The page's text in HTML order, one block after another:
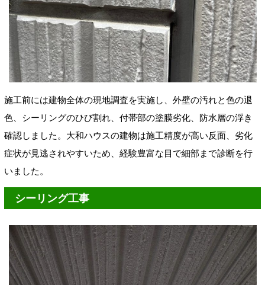
施工前には建物全体の現地調査を実施し、外壁の汚れと色の退
色、シーリングのひび割れ、付帯部の塗膜劣化、防水層の浮き
確認しました。大和ハウスの建物は施工精度が高い反面、劣化
症状が見逃されやすいため、経験豊富な目で細部まで診断を行
いました。
シーリング工事